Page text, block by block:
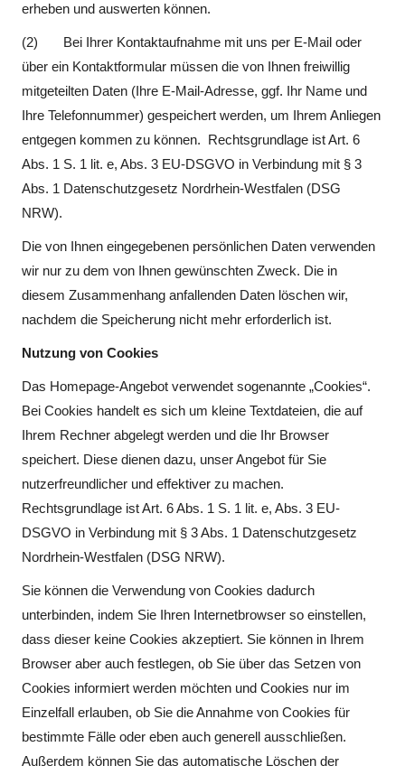
erheben und auswerten können.
(2) Bei Ihrer Kontaktaufnahme mit uns per E-Mail oder
über ein Kontaktformular müssen die von Ihnen freiwillig
mitgeteilten Daten (Ihre E-Mail-Adresse, ggf. Ihr Name und
Ihre Telefonnummer) gespeichert werden, um Ihrem Anliegen
entgegen kommen zu können. Rechtsgrundlage ist Art. 6
Abs. 1 S. 1 lit. e, Abs. 3 EU-DSGVO in Verbindung mit § 3
Abs. 1 Datenschutzgesetz Nordrhein-Westfalen (DSG
NRW).
Die von Ihnen eingegebenen persönlichen Daten verwenden
wir nur zu dem von Ihnen gewünschten Zweck. Die in
diesem Zusammenhang anfallenden Daten löschen wir,
nachdem die Speicherung nicht mehr erforderlich ist.
Nutzung von Cookies
Das Homepage-Angebot verwendet sogenannte „Cookies“.
Bei Cookies handelt es sich um kleine Textdateien, die auf
Ihrem Rechner abgelegt werden und die Ihr Browser
speichert. Diese dienen dazu, unser Angebot für Sie
nutzerfreundlicher und effektiver zu machen.
Rechtsgrundlage ist Art. 6 Abs. 1 S. 1 lit. e, Abs. 3 EU-
DSGVO in Verbindung mit § 3 Abs. 1 Datenschutzgesetz
Nordrhein-Westfalen (DSG NRW).
Sie können die Verwendung von Cookies dadurch
unterbinden, indem Sie Ihren Internetbrowser so einstellen,
dass dieser keine Cookies akzeptiert. Sie können in Ihrem
Browser aber auch festlegen, ob Sie über das Setzen von
Cookies informiert werden möchten und Cookies nur im
Einzelfall erlauben, ob Sie die Annahme von Cookies für
bestimmte Fälle oder eben auch generell ausschließen.
Außerdem können Sie das automatische Löschen der